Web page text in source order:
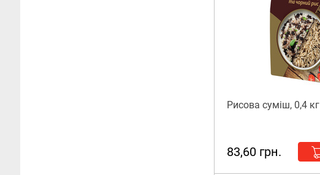
Рисова суміш, 0,4 кг
83,60 грн.